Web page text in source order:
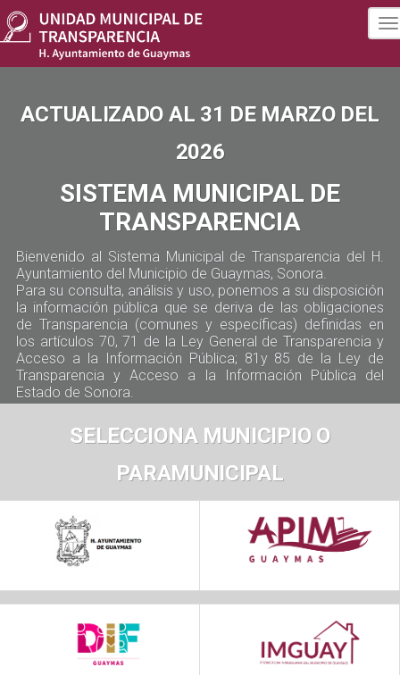
ACTUALIZADO AL 31 DE MARZO DEL
2026
SISTEMA MUNICIPAL DE
TRANSPARENCIA
Bienvenido al Sistema Municipal de Transparencia del H.
Ayuntamiento del Municipio de Guaymas, Sonora.
Para su consulta, análisis y uso, ponemos a su disposición
la información pública que se deriva de las obligaciones
de Transparencia (comunes y específicas) definidas en
los artículos 70, 71 de la Ley General de Transparencia y
Acceso a la Información Pública; 81y 85 de la Ley de
Transparencia y Acceso a la Información Pública del
Estado de Sonora.
SELECCIONA MUNICIPIO O
PARAMUNICIPAL